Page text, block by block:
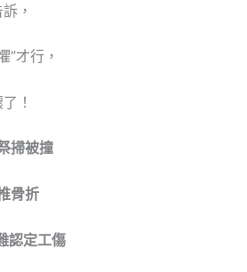
，
”才行，
！
掃被撞
骨折
認定工傷